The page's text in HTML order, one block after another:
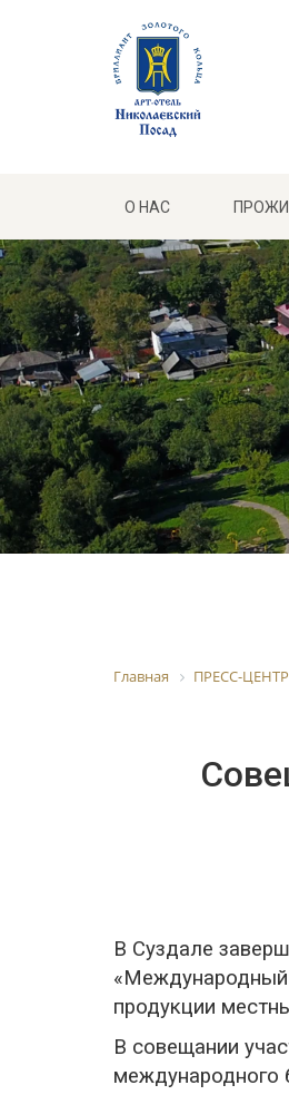
О НАС
Главная ПРЕСС-ЦЕНТР
В Суздале
«Международный
продукции
В совещании
международного